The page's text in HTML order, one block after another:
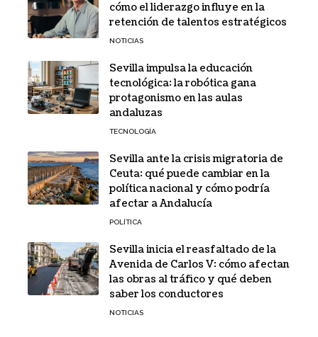
cómo el liderazgo influye en la
retención de talentos estratégicos
NOTICIAS
Sevilla impulsa la educación
tecnológica: la robótica gana
protagonismo en las aulas
andaluzas
TECNOLOGÍA
Sevilla ante la crisis migratoria de
Ceuta: qué puede cambiar en la
política nacional y cómo podría
afectar a Andalucía
POLÍTICA
Sevilla inicia el reasfaltado de la
Avenida de Carlos V: cómo afectan
las obras al tráfico y qué deben
saber los conductores
NOTICIAS